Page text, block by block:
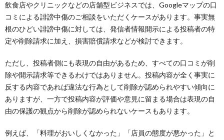
飲食店やクリニックなどの店舗型ビジネスでは、Googleマップの口
コミによる誹謗中傷のご相談をいただくケースがあります。事実無
根のひどい誹謗中傷に対しては、発信者情報開示による投稿者の特
定や削除請求に加え、損害賠償請求などが検討できます。
ただし、投稿者側にも表現の自由があるため、すべての口コミが削
除や開示請求等できるわけではありません。投稿内容が全く事実に
反する内容であれば違法な行為として削除が認められやすい傾向に
ありますが、一方で投稿内容が評価や意見に留まる場合は表現の自
由の保護の観点から削除が認められないケースもあります。
例えば、「料理がおいしくなかった」「店員の態度が悪かった」と